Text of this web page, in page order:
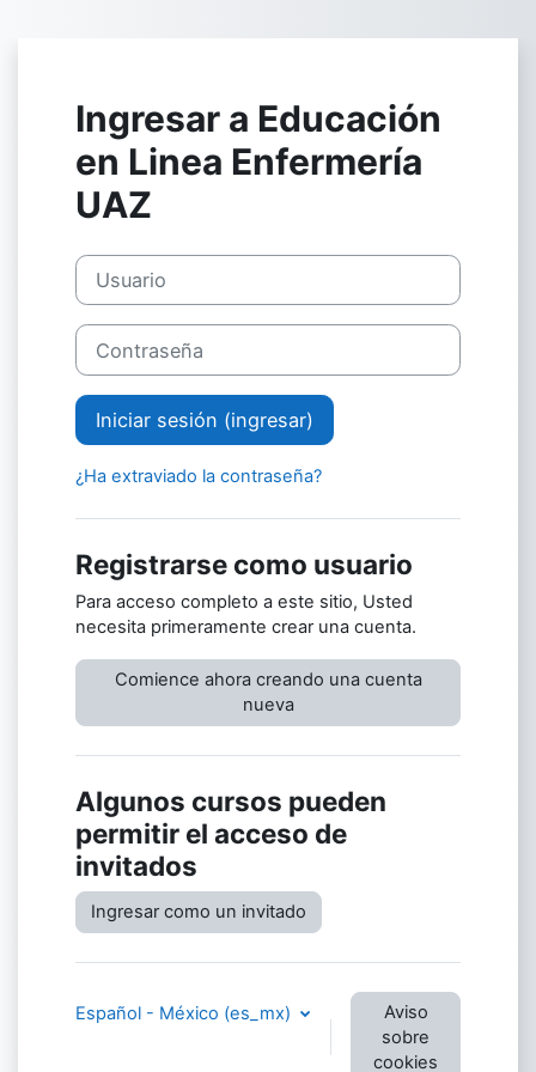
Ingresar a Educación
en Linea Enfermería
UAZ
Saltar a crear una nueva cuenta
Usuario
Contraseña
Iniciar sesión (ingresar)
¿Ha extraviado la contraseña?
Registrarse como usuario
Para acceso completo a este sitio, Usted
necesita primeramente crear una cuenta.
Comience ahora creando una cuenta
nueva
Algunos cursos pueden
permitir el acceso de
invitados
Ingresar como un invitado
Español - México ‎(es_mx)‎
Aviso
sobre
cookies